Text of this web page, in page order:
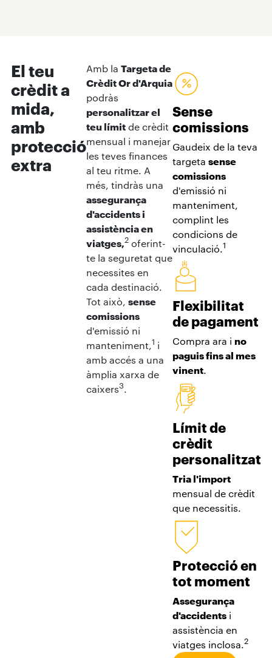
El teu
crèdit a
mida,
amb
protecció
extra
Amb la Targeta de
Crèdit Or d'Arquia
podràs
personalitzar el
teu límitde crèdit
mensual i manejar
les teves finances
al teu ritme. A
més, tindràs una
assegurança
d'accidents i
assistència en
viatges,2oferint-
te la seguretat que
necessites en
cada destinació.
Tot això, sense
comissions
d'emissió ni
manteniment,1 i
amb accés a una
àmplia xarxa de
caixers3.
Sense
comissions
Gaudeix de la teva
targetasense
comissions
d'emissió ni
manteniment,
complint les
condicions de
vinculació.1
Flexibilitat
de pagament
Compra ara ino
paguis fins al mes
vinent.
Límit de
crèdit
personalitzat
Tria l'import
mensual de crèdit
que necessitis.
Protecció en
tot moment
Assegurança
d'accidents i
assistència en
viatges inclosa.2